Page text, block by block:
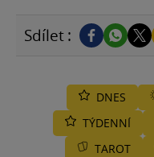
Sdílet :
DNES
TÝDENNÍ
TAROT